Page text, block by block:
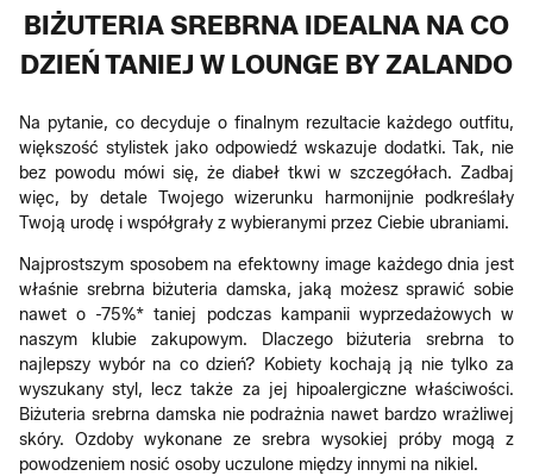
BIŻUTERIA SREBRNA IDEALNA NA CO
DZIEŃ TANIEJ W LOUNGE BY ZALANDO
Na pytanie, co decyduje o finalnym rezultacie każdego outfitu,
większość stylistek jako odpowiedź wskazuje dodatki. Tak, nie
bez powodu mówi się, że diabeł tkwi w szczegółach. Zadbaj
więc, by detale Twojego wizerunku harmonijnie podkreślały
Twoją urodę i współgrały z wybieranymi przez Ciebie ubraniami.
Najprostszym sposobem na efektowny image każdego dnia jest
właśnie srebrna biżuteria damska, jaką możesz sprawić sobie
nawet o -75%* taniej podczas kampanii wyprzedażowych w
naszym klubie zakupowym. Dlaczego biżuteria srebrna to
najlepszy wybór na co dzień? Kobiety kochają ją nie tylko za
wyszukany styl, lecz także za jej hipoalergiczne właściwości.
Biżuteria srebrna damska nie podrażnia nawet bardzo wrażliwej
skóry. Ozdoby wykonane ze srebra wysokiej próby mogą z
powodzeniem nosić osoby uczulone między innymi na nikiel.